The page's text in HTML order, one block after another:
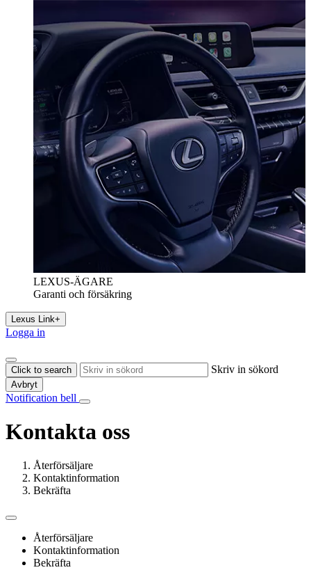
LEXUS-ÄGARE
Garanti och försäkring
Lexus Link+
Logga in
Click to search Skriv in sökord
Avbryt
Notification bell
Kontakta oss
Återförsäljare
Kontaktinformation
Bekräfta
Återförsäljare
Kontaktinformation
Bekräfta